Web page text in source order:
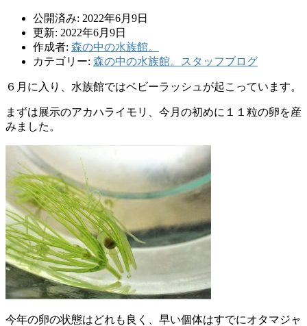
公開済み: 2022年6月9日
更新: 2022年6月9日
作成者: 森の中の水族館。
カテゴリー: 森の中の水族館。スタッフブログ
６月に入り、水族館ではベビーラッシュが起こっています。
まずは展示のアカハライモリ、今月の初めに１１粒の卵を産
みました。
今年の卵の状態はどれも良く、早い個体はすでにオタマジャ